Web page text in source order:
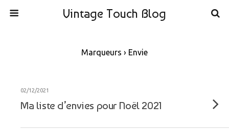
Vintage Touch Blog
Marqueurs › Envie
02/12/2021
Ma liste d’envies pour Noël 2021